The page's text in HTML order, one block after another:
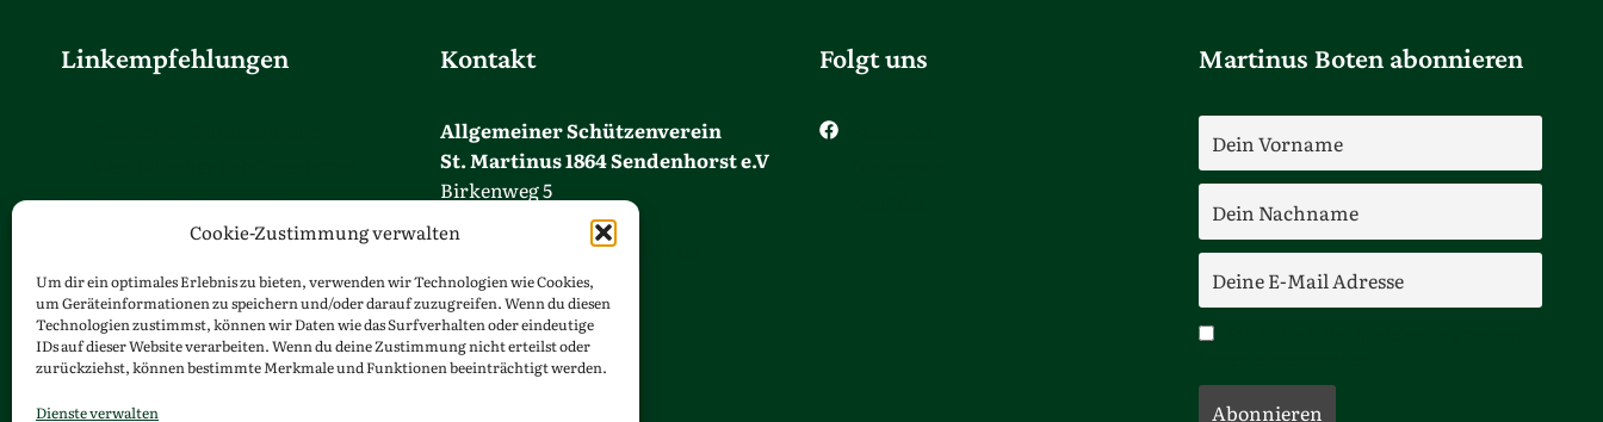
Cookie-Zustimmung verwalten
Um dir ein optimales Erlebnis zu bieten, verwenden wir Technologien wie Cookies,
um Geräteinformationen zu speichern und/oder darauf zuzugreifen. Wenn du diesen
Technologien zustimmst, können wir Daten wie das Surfverhalten oder eindeutige
IDs auf dieser Website verarbeiten. Wenn du deine Zustimmung nicht erteilst oder
zurückziehst, können bestimmte Merkmale und Funktionen beeinträchtigt werden.
Dienste verwalten
Linkempfehlungen
Europäische Schützen
Bund der Historischen Deutschen
Kontakt
Allgemeiner Schützenverein
St. Martinus 1864 Sendenhorst e.V
Birkenweg 5
48324 Sendenhorst
info@martinusschuetzen.de
Telefon: 025 26 – 17 07
Folgt uns Martinus Boten abonnieren